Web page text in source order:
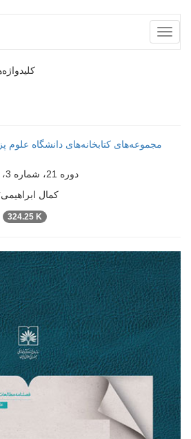
مجموعه‌های کتابخانه‌های دانشگاه
دوره 21، شماره 3، آذر 1389، صفحه
کمال
324.25 K